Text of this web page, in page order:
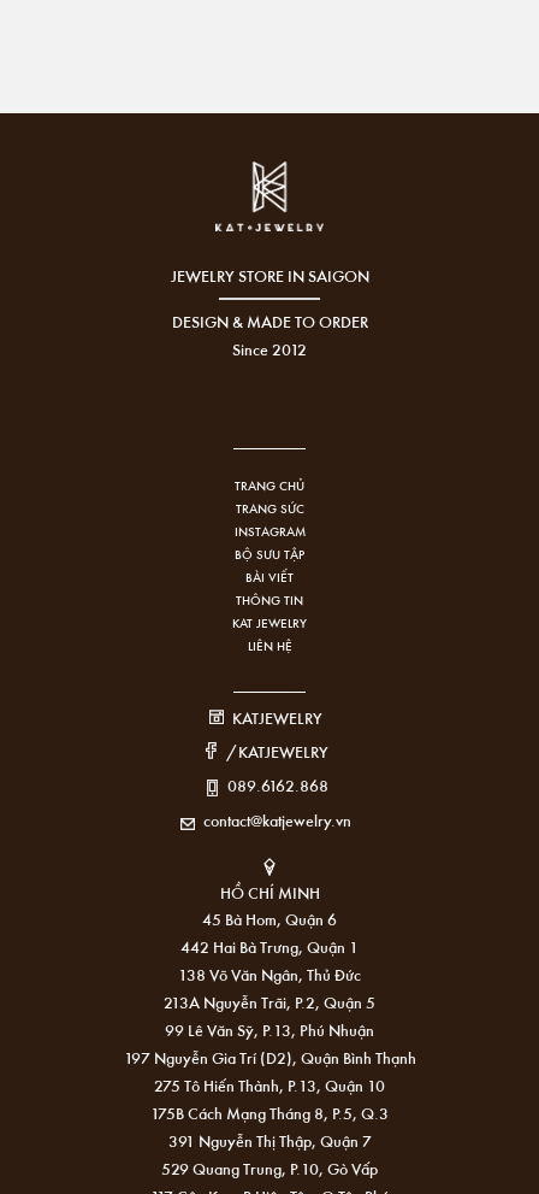
JEWELRY STORE IN SAIGON
DESIGN & MADE TO ORDER
Since 2012
TRANG CHỦ
TRANG SỨC
INSTAGRAM
BỘ SƯU TẬP
BÀI VIẾT
THÔNG TIN
KAT JEWELRY
LIÊN HỆ
KATJEWELRY
/KATJEWELRY
089.6162.868
contact@katjewelry.vn
HỒ CHÍ MINH
45 Bà Hom, Quận 6
442 Hai Bà Trưng, Quận 1
138 Võ Văn Ngân, Thủ Đức
213A Nguyễn Trãi, P.2, Quận 5
99 Lê Văn Sỹ, P.13, Phú Nhuận
197 Nguyễn Gia Trí (D2), Quận Bình Thạnh
275 Tô Hiến Thành, P.13, Quận 10
175B Cách Mạng Tháng 8, P.5, Q.3
391 Nguyễn Thị Thập, Quận 7
529 Quang Trung, P.10, Gò Vấp